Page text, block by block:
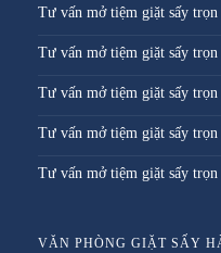
Tư vấn mở tiệm giặt sấy
Tư vấn mở tiệm giặt sấy
Tư vấn mở tiệm giặt sấy
Tư vấn mở tiệm giặt sấy
Tư vấn mở tiệm giặt sấy
VĂN PHÒNG GIẶT SẤY